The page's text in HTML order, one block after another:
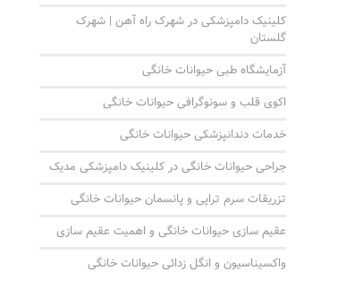
کلینیک دامپزشکی در شهرک راه آهن | شهرک
گلستان
آزمایشگاه طبی حیوانات خانگی
اکوی قلب و سونوگرافی حیوانات خانگی
خدمات دندانپزشکی حیوانات خانگی
جراحی حیوانات خانگی در کلینیک دامپزشکی مدیک
تزریقات سرم تراپی و پانسمان حیوانات خانگی
عقیم سازی حیوانات خانگی و اهمیت عقیم سازی
واکسیناسیون و انگل زدائی حیوانات خانگی